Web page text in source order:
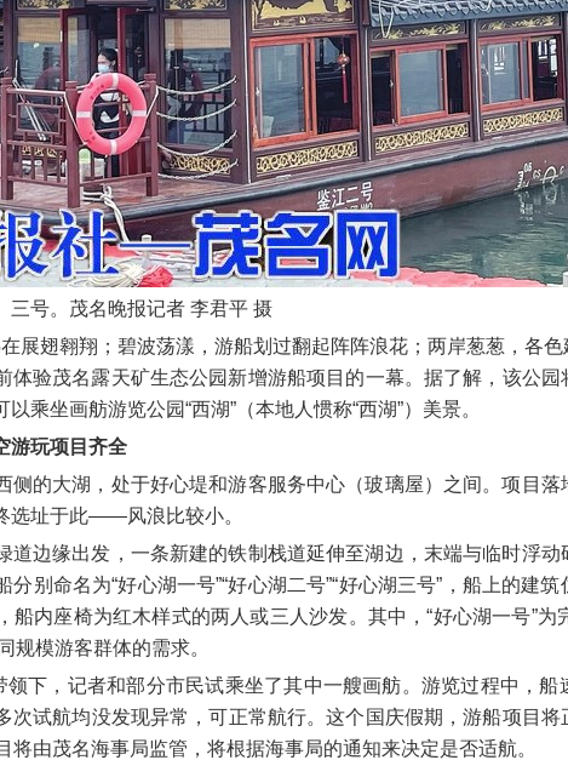
三号。茂名晚报记者 李君平 摄
展翅翱翔；碧波荡漾，游船划过翻起阵阵浪花；两岸葱葱，各
验茂名露天矿生态公园新增游船项目的一幕。据了解，该公园
乘坐画舫游览公园“西湖”（本地人惯称“西湖”）美景。
游玩项目齐全
侧的大湖，处于好心堤和游客服务中心（玻璃屋）之间。项目
选址于此——风浪比较小。
道边缘出发，一条新建的铁制栈道延伸至湖边，末端与临时浮
别命名为“好心湖一号”“好心湖二号”“好心湖三号”，船上的建
船内座椅为红木样式的两人或三人沙发。其中，“好心湖一号”
规模游客群体的需求。
下，记者和部分市民试乘坐了其中一艘画舫。游览过程中，船
次试航均没发现异常，可正常航行。这个国庆假期，游船项目
将由茂名海事局监管，将根据海事局的通知来决定是否适航。